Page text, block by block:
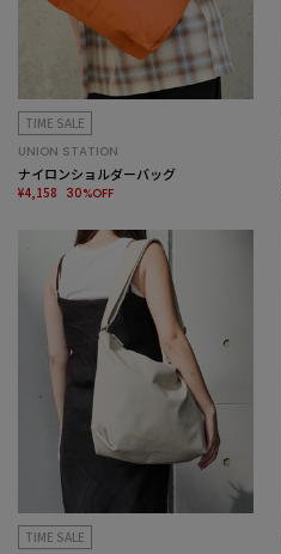
TIME SALE
UNION STATION
ナイロンショルダーバッグ
¥4,158 30%OFF
TIME SALE